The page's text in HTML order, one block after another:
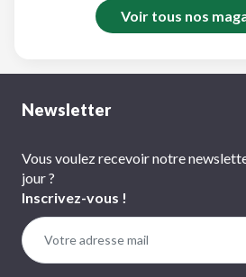
Voir tous nos
Newsletter
Vous voulez recevoir notre
jour ?
Inscrivez-vous !